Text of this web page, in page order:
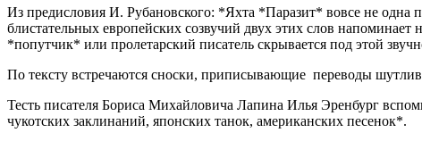
Из предисловия И. Рубановского: *Яхта *Паразит* вовсе не одна
блистательных европейских созвучий двух этих слов
*попутчик* или пролетарский писатель скрывается под этой
По тексту встречаются сноски, приписывающие переводы
Тесть писателя Бориса Михайловича Лапина Илья Эренбург
чукотских заклинаний, японских танок, американских песенок*.